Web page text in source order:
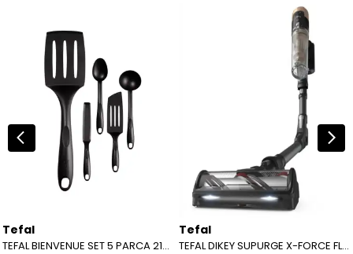
Tefal
TEFAL BIENVENUE SET 5 PARCA 2100089647
Tefal
TEFAL DIKEY SUPURGE X-FORCE FLEX 14.80 ANIMAL 2211401334